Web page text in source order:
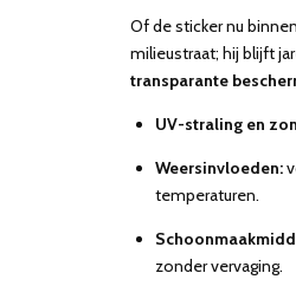
Of de sticker nu
milieustraat; hij blijft
transparante
UV-straling en
Weersinvloeden:
temperaturen.
zonder vervaging.